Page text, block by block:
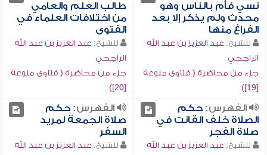
نسي فأم بالناس وهو
محدث ولم يذكر إلا بعد
الفراغ منها
للشيخ: عبد العزيز بن عبد الله
الراجحي
جزء من محاضرة ( فتاوى منوعة
[19])
طالب العلم والعامي
من اختلافات العلماء في
الفتوى
للشيخ: عبد العزيز بن عبد الله
الراجحي
جزء من محاضرة ( فتاوى منوعة
[20])
الفهرس:حكم
الصلاة خلف القانت في
صلاة الفجر
للشيخ: عبد العزيز بن عبد الله
الفهرس:حكم
صلاة الجمعة لمريد
السفر
للشيخ: عبد العزيز بن عبد الله